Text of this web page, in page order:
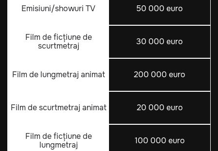
Emisiuni/showuri TV 50 000 euro
Film de ficțiune de
scurtmetraj
30 000 euro
Film de lungmetraj animat 200 000 euro
Film de scurtmetraj animat 20 000 euro
Film de ficțiune de
lungmetraj
100 000 euro